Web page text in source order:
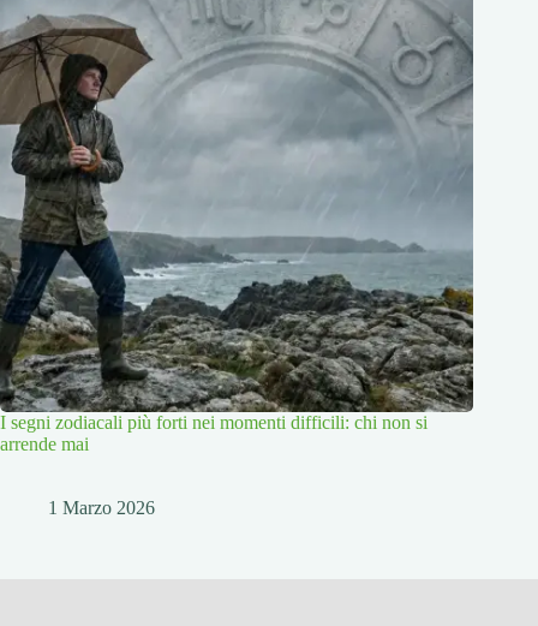
I segni zodiacali più forti nei momenti difficili: chi non si
arrende mai
1 Marzo 2026